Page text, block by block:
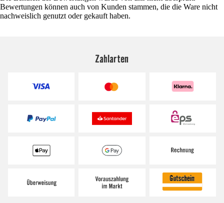
Bewertungen können auch von Kunden stammen, die die Ware nicht
nachweislich genutzt oder gekauft haben.
Zahlarten